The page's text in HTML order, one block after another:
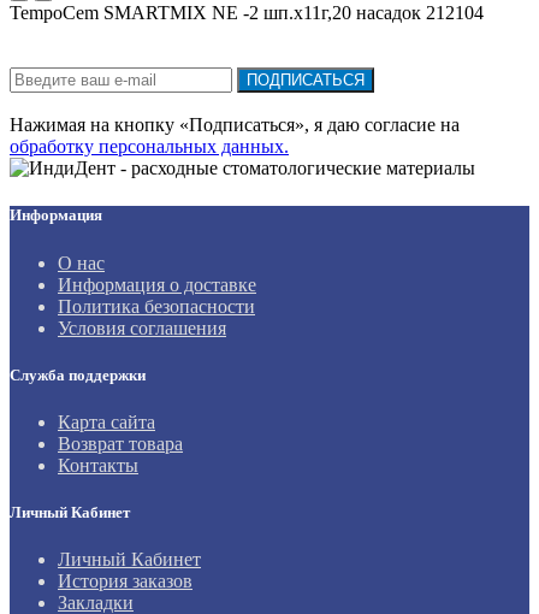
TempoCem SMARTMIX NE -2 шп.х11г,20 насадок 212104
ПОДПИСАТЬСЯ
Нажимая на кнопку «Подписаться», я даю cогласие на
обработку персональных данных.
Информация
О нас
Информация о доставке
Политика безопасности
Условия соглашения
Служба поддержки
Карта сайта
Возврат товара
Контакты
Личный Кабинет
Личный Кабинет
История заказов
Закладки